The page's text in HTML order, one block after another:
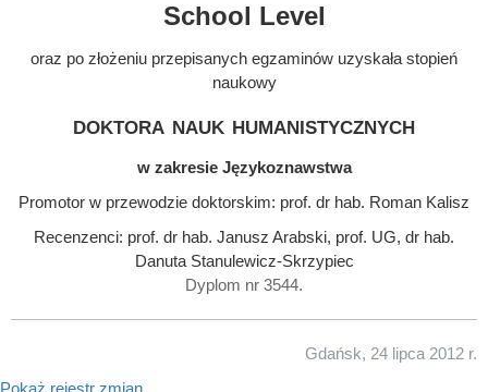
School Level
oraz po złożeniu przepisanych egzaminów uzyskała stopień
naukowy
doktora nauk humanistycznych
w zakresie Językoznawstwa
Promotor w przewodzie doktorskim: prof. dr hab. Roman Kalisz
Recenzenci: prof. dr hab. Janusz Arabski, prof. UG, dr hab.
Danuta Stanulewicz-Skrzypiec
Dyplom nr 3544.
Gdańsk, 24 lipca 2012 r.